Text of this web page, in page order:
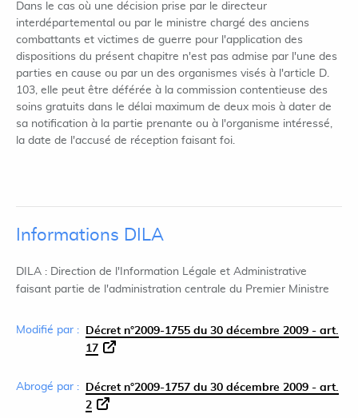
Dans le cas où une décision prise par le directeur
interdépartemental ou par le ministre chargé des anciens
combattants et victimes de guerre pour l'application des
dispositions du présent chapitre n'est pas admise par l'une des
parties en cause ou par un des organismes visés à l'article D.
103, elle peut être déférée à la commission contentieuse des
soins gratuits dans le délai maximum de deux mois à dater de
sa notification à la partie prenante ou à l'organisme intéressé,
la date de l'accusé de réception faisant foi.
Informations DILA
DILA : Direction de l'Information Légale et Administrative
faisant partie de l'administration centrale du Premier Ministre
Modifié par :
Décret n°2009-1755 du 30 décembre 2009 - art.
17
Abrogé par :
Décret n°2009-1757 du 30 décembre 2009 - art.
2